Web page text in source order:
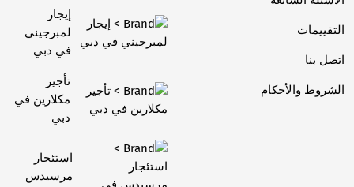
التقييمات
اتصل بنا
الشروط والأحكام
إيجار
لمبرجيني
في دبي
تأجير
مكلارين في
دبي
استئجار
مرسيدس